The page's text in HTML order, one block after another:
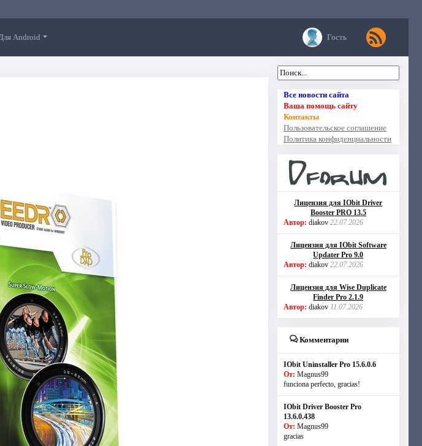
Android Гость
Все новости сайта
Ваша помощь сайту
Контакты
Пользовательское соглашение
Политика конфиденциальности
Лицензия для IObit Driver
Booster PRO 13.5
Автор: diakov 22.07.2026
Лицензия для IObit Software
Updater Pro 9.0
Автор: diakov 22.07.2026
Лицензия для Wise Duplicate
Finder Pro 2.1.9
Автор: diakov 11.07.2026
Комментарии
IObit Uninstaller Pro 15.6.0.6
От: Magnus99
funciona perfecto, gracias!
IObit Driver Booster Pro
13.6.0.438
От: Magnus99
gracias